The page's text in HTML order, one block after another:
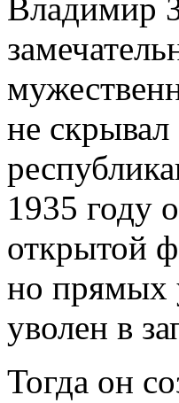
Владимир
не
1935 году
открытой
но прямых
уволен в
Тогда он